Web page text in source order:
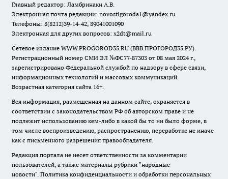
Главный редактор: Ламбринаки А.В.
Электронная почта редакции: novostigoroda1@yandex.ru
Телефоны: 8(8212)39-14-42, 89041001090
Электронная для других вопросов: x2dt@mail.ru
Сетевое издание WWW.PROGOROD35.RU (ВВВ.ПРОГОРОД35.РУ).
Регистрационный номер СМИ ЭЛ №ФС77-87303 от 08 мая 2024 г.,
зарегистрировано Федеральной службой по надзору в сфере связи,
информационных технологий и массовых коммуникаций.
Возрастная категория сайта 16+.
Вся информация, размещенная на данном сайте, охраняется в
соответствии с законодательством РФ об авторском праве и не
подлежит использованию кем-либо в какой бы то ни было форме, в
том числе воспроизведению, распространению, переработке не иначе
как с письменного разрешения правообладателя.
Редакция портала не несет ответственности за комментарии
пользователей, а также материалы рубрики "народные
новости". Политика конфиденциальности и обработки персональных